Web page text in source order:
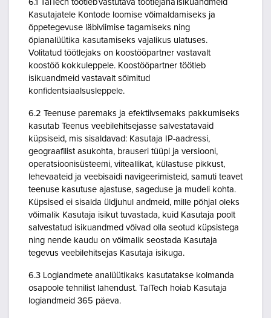
6.1 TalTech töötleb vastutava töötlejana isikuandmeid
Kasutajatele Kontode loomise võimaldamiseks ja
õppetegevuse läbiviimise tagamiseks ning
õpianalüütika kasutamiseks vajalikus ulatuses.
Volitatud töötlejaks on koostööpartner vastavalt
koostöö kokkuleppele. Koostööpartner töötleb
isikuandmeid vastavalt sõlmitud
konfidentsiaalsusleppele.
6.2 Teenuse paremaks ja efektiivsemaks pakkumiseks
kasutab Teenus veebilehitsejasse salvestatavaid
küpsiseid, mis sisaldavad: Kasutaja IP-aadressi,
geograafilist asukohta, brauseri tüüpi ja versiooni,
operatsioonisüsteemi, viiteallikat, külastuse pikkust,
lehevaateid ja veebisaidi navigeerimisteid, samuti teavet
teenuse kasutuse ajastuse, sageduse ja mudeli kohta.
Küpsised ei sisalda üldjuhul andmeid, mille põhjal oleks
võimalik Kasutaja isikut tuvastada, kuid Kasutaja poolt
salvestatud isikuandmed võivad olla seotud küpsistega
ning nende kaudu on võimalik seostada Kasutaja
tegevus veebilehitsejas Kasutaja isikuga.
6.3 Logiandmete analüütikaks kasutatakse kolmanda
osapoole tehnilist lahendust. TalTech hoiab Kasutaja
logiandmeid 365 päeva.